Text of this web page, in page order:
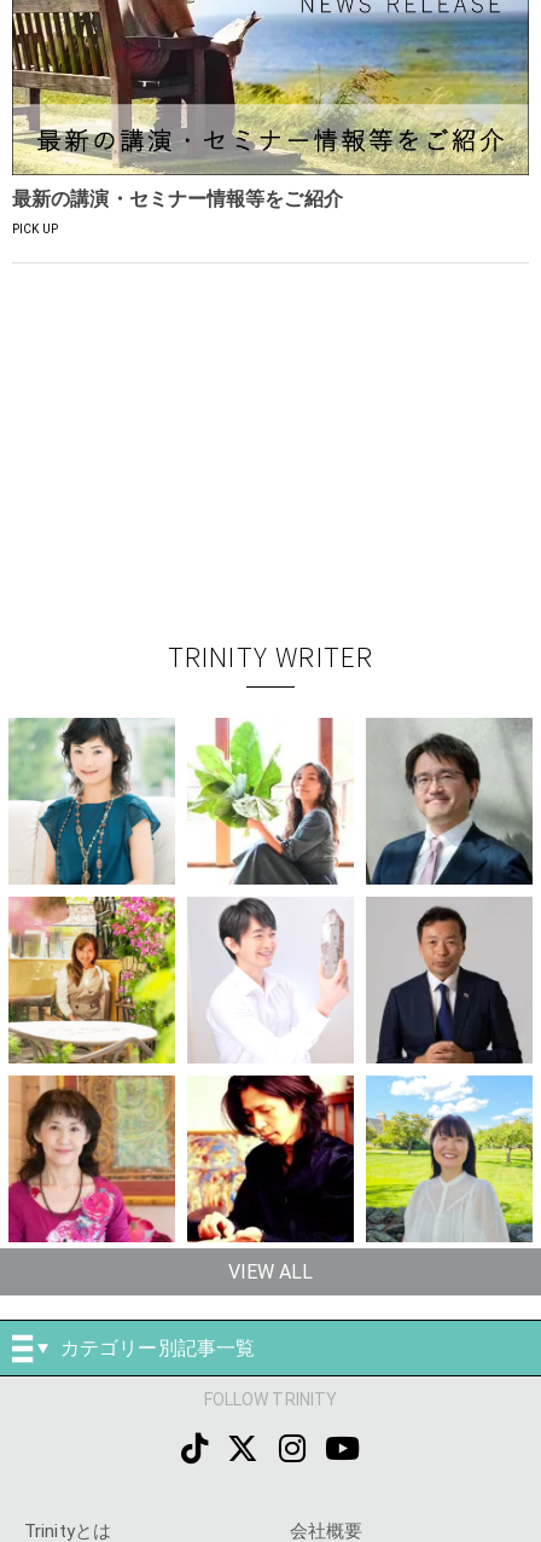
最新の講演・セミナー情報等をご紹介
PICK UP
TRINITY WRITER
VIEW ALL
カテゴリー別記事一覧
FOLLOW TRINITY
Trinityとは 会社概要